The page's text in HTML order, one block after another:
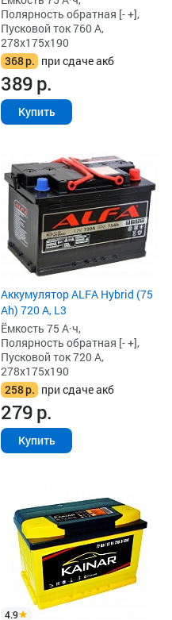
Полярность обратная [- +],
Пусковой ток 760 А,
278x175x190
368р. при сдаче акб
389р.
Купить
Аккумулятор ALFA Hybrid (75
Ah) 720 А, L3
Ёмкость 75 А·ч,
Полярность обратная [- +],
Пусковой ток 720 А,
278x175x190
258р. при сдаче акб
279р.
Купить
4.9